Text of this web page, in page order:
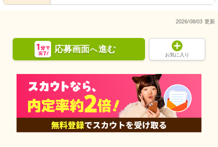
2026/08/03 更新
応募画面へ進む
お気に入り